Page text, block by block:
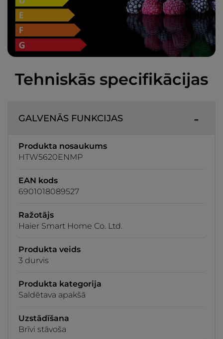
Tehniskās specifikācijas
GALVENĀS FUNKCIJAS
Produkta nosaukums
HTW5620ENMP
EAN kods
6901018089527
Ražotājs
Haier Smart Home Co. Ltd.
Produkta veids
3 durvis
Produkta kategorija
Saldētava apakšā
Uzstādīšana
Brīvi stāvoša